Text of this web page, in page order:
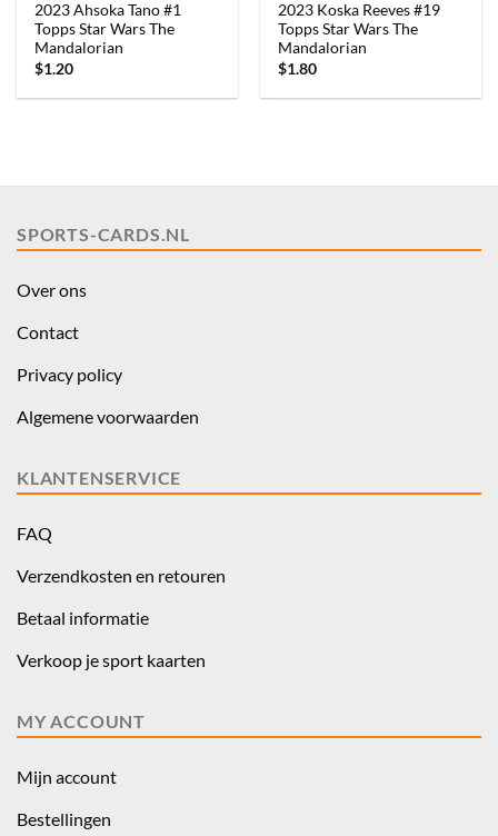
2023 Ahsoka Tano #1
Topps Star Wars The
Mandalorian
$1.20
2023 Koska Reeves #19
Topps Star Wars The
Mandalorian
$1.80
SPORTS-CARDS.NL
Over ons
Contact
Privacy policy
Algemene voorwaarden
KLANTENSERVICE
FAQ
Verzendkosten en retouren
Betaal informatie
Verkoop je sport kaarten
MY ACCOUNT
Mijn account
Bestellingen